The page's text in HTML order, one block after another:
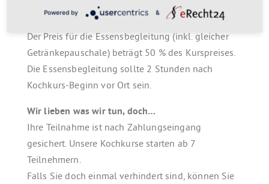
Menüs einladen möchten, ist dies nach
Voranmeldung möglich!
Der Preis für die Essensbegleitung (inkl. gleicher
Getränkepauschale) beträgt 50 % des Kurspreises.
Die Essensbegleitung sollte 2 Stunden nach
Kochkurs-Beginn vor Ort sein.
Wir lieben was wir tun, doch…
Ihre Teilnahme ist nach Zahlungseingang
gesichert. Unsere Kochkurse starten ab 7
Teilnehmern.
Falls Sie doch einmal verhindert sind, können Sie
Powered by &